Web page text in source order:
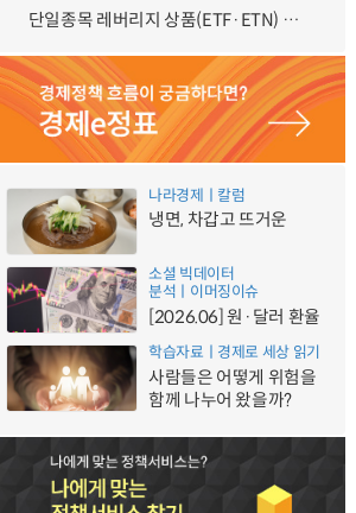
단일종목 레버리지 상품(ETF·ETN) 기본예탁금 강화 조기시행 방안 안내
나라경제ㅣ칼럼
냉면, 차갑고 뜨거운
소셜 빅데이터
분석ㅣ이머징이슈
[2026.06] 원·달러 환율
학습자료ㅣ경제로 세상 읽기
사람들은 어떻게 위험을
함께 나누어 왔을까?